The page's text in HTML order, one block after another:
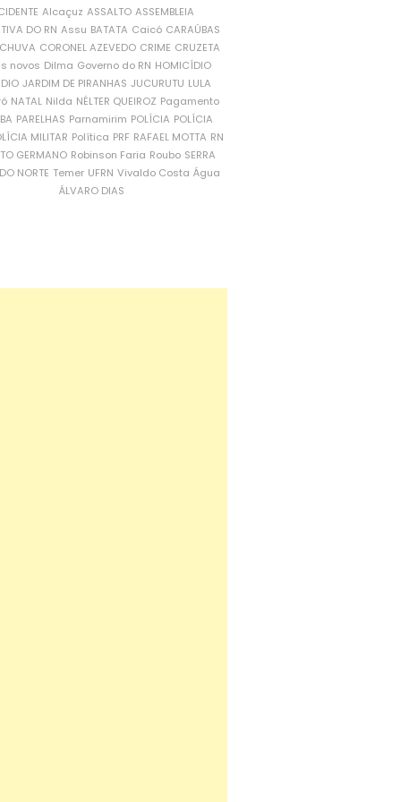
Alcaçuz ASSALTO ASSEMBLEIA
DO RN Assu BATATA Caicó CARAÚBAS
CORONEL AZEVEDO CRIME CRUZETA
novos Dilma Governo do RN HOMICÍDIO
JARDIM DE PIRANHAS JUCURUTU LULA
NATAL Nilda NÉLTER QUEIROZ Pagamento
PARELHAS Parnamirim POLÍCIA POLÍCIA
MILITAR Política PRF RAFAEL MOTTA RN
GERMANO Robinson Faria Roubo SERRA
NORTE Temer UFRN Vivaldo Costa Água
ÁLVARO DIAS